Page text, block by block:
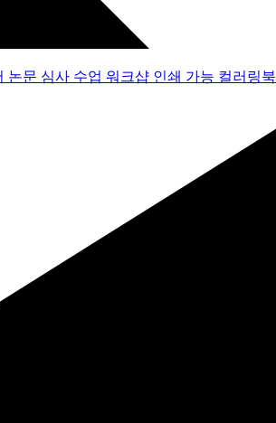
논문 심사 수업 워크샵 인쇄 가능 컬러링북